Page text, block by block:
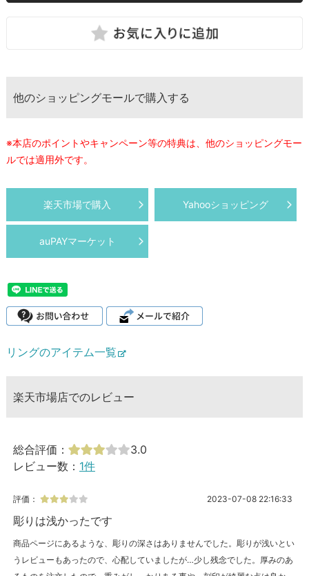
他のショッピングモールで購入する
※本店のポイントやキャンペーン等の特典は、他のショッピングモー
ルでは適用外です。
楽天市場で購入 Yahooショッピング
auPAYマーケット
リングのアイテム一覧
楽天市場店でのレビュー
総合評価：
3.0
レビュー数： 1件
評価： 2023-07-08 22:16:33
彫りは浅かったです
商品ページにあるような、彫りの深さはありませんでした。彫りが浅いとい
うレビューもあったので、心配していましたが…少し残念でした。厚みのあ